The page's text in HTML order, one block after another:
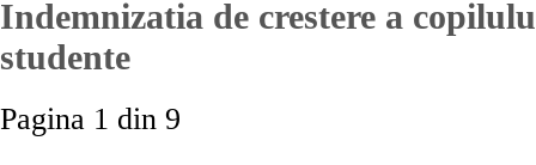
Indemnizatia de crestere a
studente
Pagina 1 din 9